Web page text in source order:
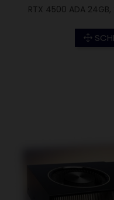
RTX 4500 ADA 24GB,